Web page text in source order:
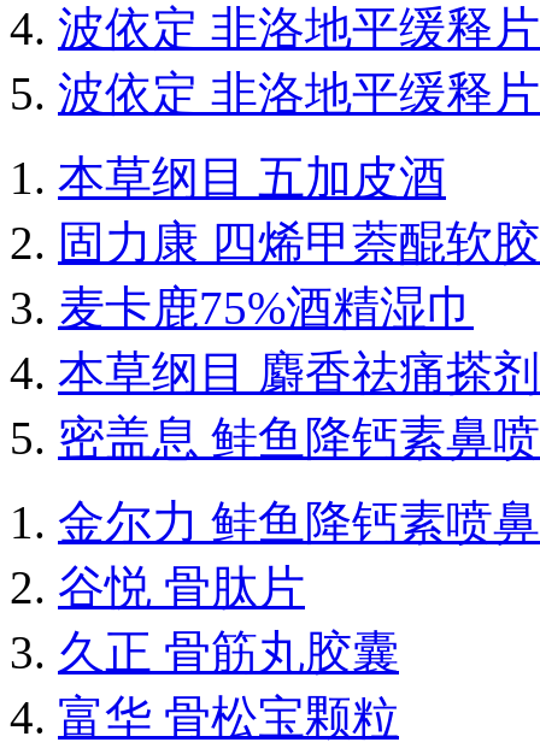
波依定 非洛地平缓释片
波依定 非洛地平缓释片
本草纲目 五加皮酒
固力康 四烯甲萘醌软
麦卡鹿75%酒精湿巾
本草纲目 麝香祛痛搽剂
密盖息 鲑鱼降钙素鼻
金尔力 鲑鱼降钙素喷
谷悦 骨肽片
久正 骨筋丸胶囊
富华 骨松宝颗粒